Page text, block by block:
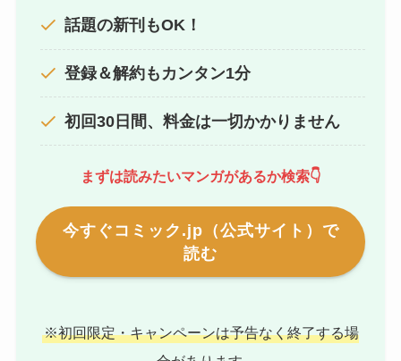
話題の新刊もOK！
登録＆解約もカンタン1分
初回30日間、料金は一切かかりません
まずは読みたいマンガがあるか検索👇
今すぐコミック.jp（公式サイト）で
読む
※初回限定・キャンペーンは予告なく終了する場